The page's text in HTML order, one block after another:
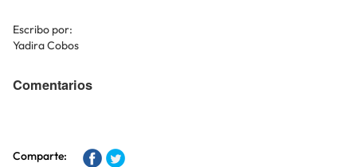
Escribo por:
Yadira Cobos
Comentarios
Comparte: